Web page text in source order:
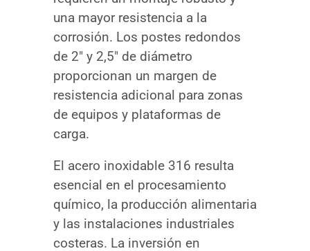
una mayor resistencia a la
corrosión. Los postes redondos
de 2″ y 2,5″ de diámetro
proporcionan un margen de
resistencia adicional para zonas
de equipos y plataformas de
carga.
El acero inoxidable 316 resulta
esencial en el procesamiento
químico, la producción alimentaria
y las instalaciones industriales
costeras. La inversión en